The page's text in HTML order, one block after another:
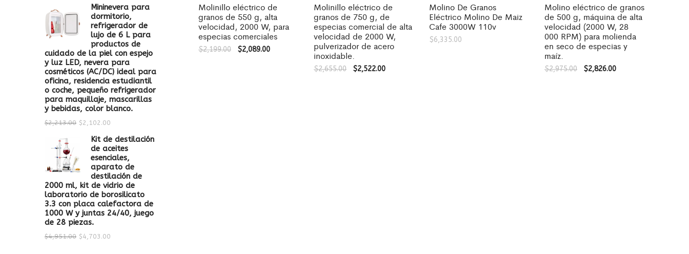
Molinillo eléctrico de
granos de 550 g, alta
velocidad, 2000 W, para
especias comerciales
$2,199.00 $2,089.00
Molinillo eléctrico de
granos de 750 g, de
especias comercial de alta
velocidad de 2000 W,
pulverizador de acero
inoxidable.
$2,655.00 $2,522.00
Molino De Granos
Eléctrico Molino De Maiz
Cafe 3000W 110v
$6,335.00
Molino eléctrico de granos
de 500 g, máquina de alta
velocidad (2000 W, 28
000 RPM) para molienda
en seco de especias y
maíz.
$2,975.00 $2,826.00
Mininevera para
dormitorio,
refrigerador de
lujo de 6 L para
productos de
cuidado de la piel con espejo
y luz LED, nevera para
cosméticos (AC/DC) ideal para
oficina, residencia estudiantil
o coche, pequeño refrigerador
para maquillaje, mascarillas
y bebidas, color blanco.
$2,213.00 $2,102.00
Kit de destilación
de aceites
esenciales,
aparato de
destilación de
2000 ml, kit de vidrio de
laboratorio de borosilicato
3.3 con placa calefactora de
1000 W y juntas 24/40, juego
de 28 piezas.
$4,951.00 $4,703.00